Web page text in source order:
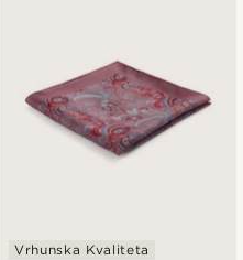
Vrhunska Kvaliteta